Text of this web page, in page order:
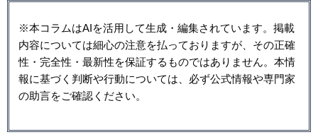
※本コラムはAIを活用して生成・編集されています。掲載
内容については細心の注意を払っておりますが、その正確
性・完全性・最新性を保証するものではありません。本情
報に基づく判断や行動については、必ず公式情報や専門家
の助言をご確認ください。